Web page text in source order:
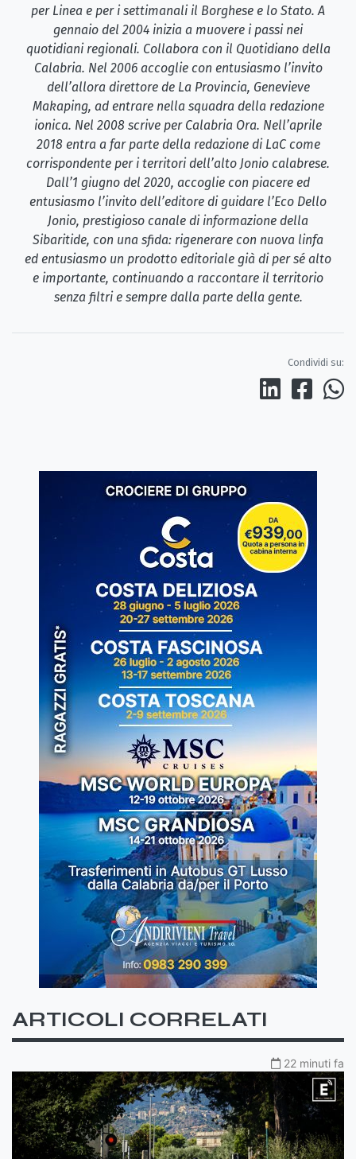
per Linea e per i settimanali il Borghese e lo Stato. A
gennaio del 2004 inizia a muovere i passi nei
quotidiani regionali. Collabora con il Quotidiano della
Calabria. Nel 2006 accoglie con entusiasmo l’invito
dell’allora direttore de La Provincia, Genevieve
Makaping, ad entrare nella squadra della redazione
ionica. Nel 2008 scrive per Calabria Ora. Nell’aprile
2018 entra a far parte della redazione di LaC come
corrispondente per i territori dell’alto Jonio calabrese.
Dall’1 giugno del 2020, accoglie con piacere ed
entusiasmo l’invito dell’editore di guidare l’Eco Dello
Jonio, prestigioso canale di informazione della
Sibaritide, con una sfida: rigenerare con nuova linfa
ed entusiasmo un prodotto editoriale già di per sé alto
e importante, continuando a raccontare il territorio
senza filtri e sempre dalla parte della gente.
Condividi su:
ARTICOLI CORRELATI
22 minuti fa